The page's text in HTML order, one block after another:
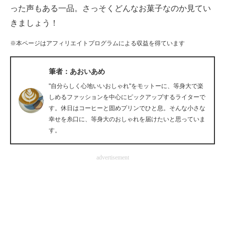
マーケ×ITの今がよく分かる
ITエンジニア向け専門サイト
IT製品の技術・比較・事例
った声もある一品。さっそくどんなお菓子なのか見てい
きましょう！
※本ページはアフィリエイトプログラムによる収益を得ています
筆者：あおいあめ
"自分らしく心地いいおしゃれ"をモットーに、等身大で楽
しめるファッションを中心にピックアップするライターで
す。休日はコーヒーと固めプリンでひと息。そんな小さな
幸せを糸口に、等身大のおしゃれを届けたいと思っていま
す。
advertisement